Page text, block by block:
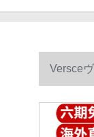
Versce
ト